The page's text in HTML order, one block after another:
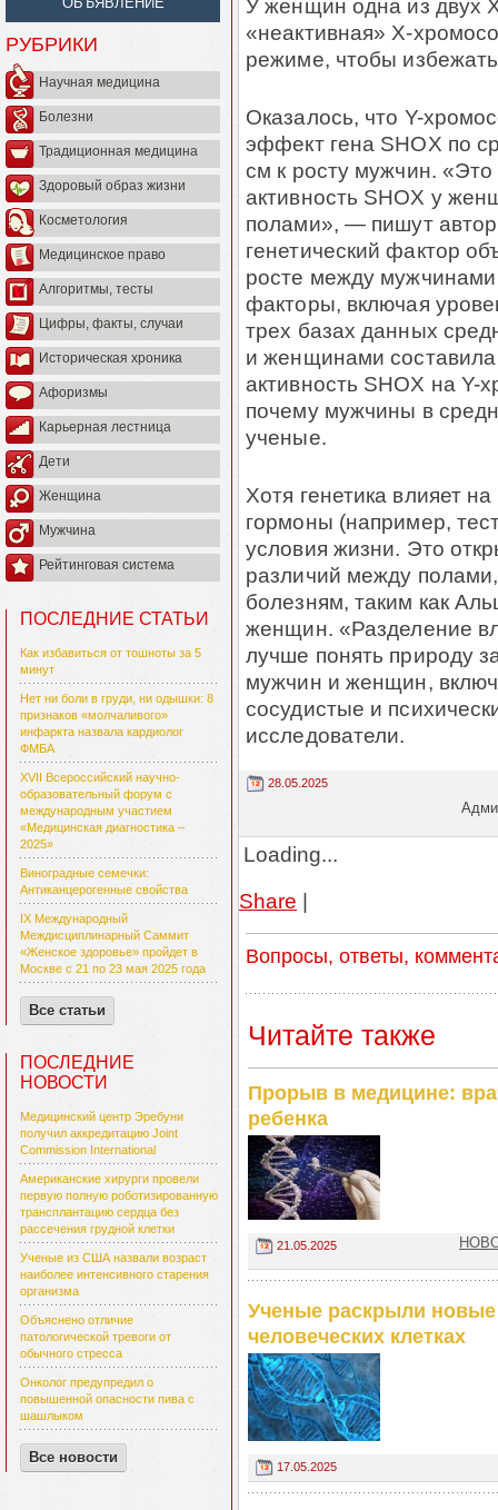
РУБРИКИ
Научная медицина
Болезни
Традиционная медицина
Здоровый образ жизни
Косметология
Медицинское право
Алгоритмы, тесты
Цифры, факты, случаи
Историческая хроника
Афоризмы
Карьерная лестница
Дети
Женщина
Мужчина
Рейтинговая система
ПОСЛЕДНИЕ СТАТЬИ
Как избавиться от тошноты за 5
минут
Нет ни боли в груди, ни одышки: 8
признаков «молчаливого»
инфаркта назвала кардиолог
ФМБА
XVII Всероссийский научно-
образовательный форум с
международным участием
«Медицинская диагностика –
2025»
Виноградные семечки:
Антиканцерогенные свойства
IX Международный
Междисциплинарный Саммит
«Женское здоровье» пройдет в
Москве с 21 по 23 мая 2025 года
Все статьи
ПОСЛЕДНИЕ
НОВОСТИ
Медицинский центр Эребуни
получил аккредитацию Joint
Commission International
Американские хирурги провели
первую полную роботизированную
трансплантацию сердца без
рассечения грудной клетки
Ученые из США назвали возраст
наиболее интенсивного старения
организма
Объяснено отличие
патологической тревоги от
обычного стресса
Онколог предупредил о
повышенной опасности пива с
шашлыком
Все новости
У женщин одна из двух
«неактивная» X-
режиме, чтобы
Оказалось, что Y-
эффект гена SHOX по
см к росту мужчин. «Это
активность SHOX у
полами», — пишут
генетический фактор
росте между
факторы, включая
трех базах данных
и женщинами
активность SHOX на Y-
почему мужчины в
ученые.
Хотя генетика влияет
гормоны (например,
условия жизни. Это
различий между
болезням, таким как
женщин. «Разделение
лучше понять природу
мужчин и женщин,
сосудистые и
исследователи.
28.05.2025
Loading...
Share |
Вопросы, ответы,
Читайте также
Прорыв в медицине:
ребенка
21.05.2025
Ученые раскрыли
человеческих клетках
17.05.2025